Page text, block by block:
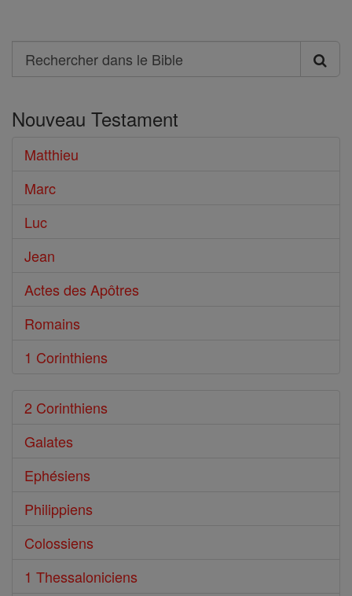
Search
Rechercher
le
Bible
Nouveau Testament
Matthieu
Marc
Luc
Jean
Actes des Apôtres
Romains
1 Corinthiens
2 Corinthiens
Galates
Ephésiens
Philippiens
Colossiens
1 Thessaloniciens